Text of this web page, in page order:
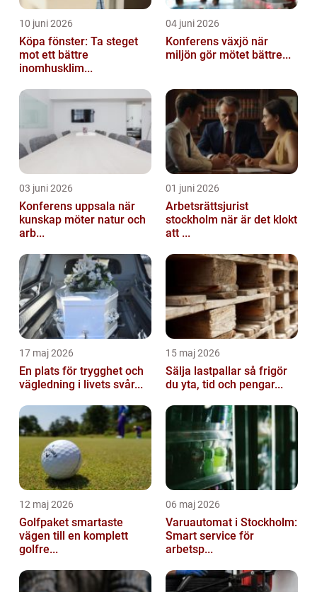
10 juni 2026
Köpa fönster: Ta steget
mot ett bättre
inomhusklim...
04 juni 2026
Konferens växjö när
miljön gör mötet bättre...
03 juni 2026
Konferens uppsala när
kunskap möter natur och
arb...
01 juni 2026
Arbetsrättsjurist
stockholm när är det klokt
att ...
17 maj 2026
En plats för trygghet och
vägledning i livets svår...
15 maj 2026
Sälja lastpallar så frigör
du yta, tid och pengar...
12 maj 2026
Golfpaket smartaste
vägen till en komplett
golfre...
06 maj 2026
Varuautomat i Stockholm:
Smart service för
arbetsp...